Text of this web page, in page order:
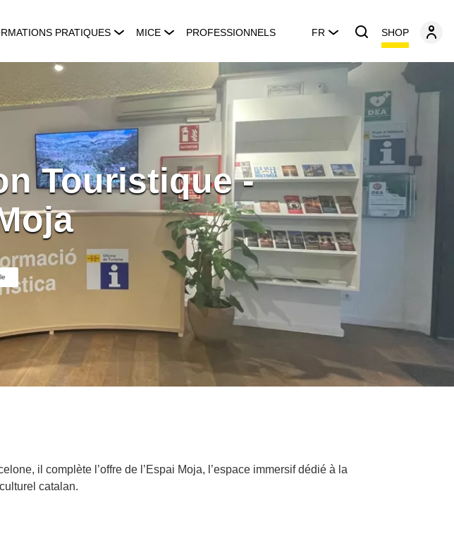
PRATIQUES MICE PROFESSIONNELS FR SHOP
Touristique -
il complète l’offre de l’Espai Moja, l’espace immersif dédié à la
catalan.